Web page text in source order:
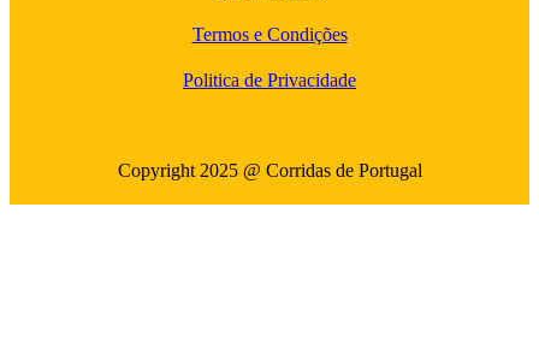
Termos e Condições
Politica de Privacidade
Copyright 2025 @ Corridas de Portugal